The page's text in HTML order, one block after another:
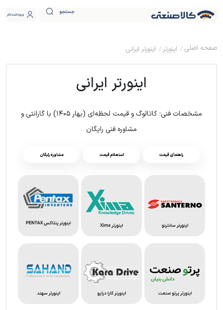
جستجو ورود ثبت نام
اینورتر اینورتر ایرانی
اینورتر ایرانی
مشخصات فنی؛ کاتالوگ و قیمت لحظه‌ای (بهار ۱۴۰۵) با گارانتی و
مشاوره فنی رایگان
راهنمای قیمت استعلام قیمت مشاوره رایگان